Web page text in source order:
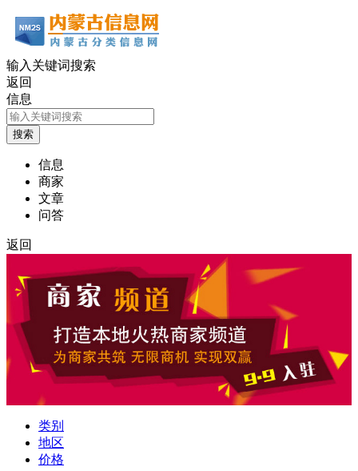
输入关键词搜索
返回
信息
信息
商家
文章
问答
返回
类别
地区
价格